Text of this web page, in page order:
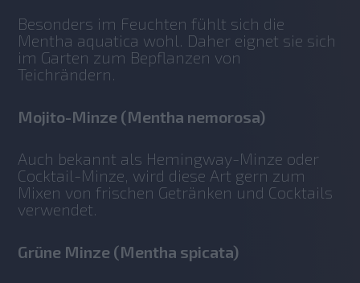
Besonders im Feuchten fühlt sich die
Mentha aquatica wohl. Daher eignet sie sich
im Garten zum Bepflanzen von
Teichrändern.
Mojito-Minze (Mentha nemorosa)
Auch bekannt als Hemingway-Minze oder
Cocktail-Minze, wird diese Art gern zum
Mixen von frischen Getränken und Cocktails
verwendet.
Grüne Minze (Mentha spicata)